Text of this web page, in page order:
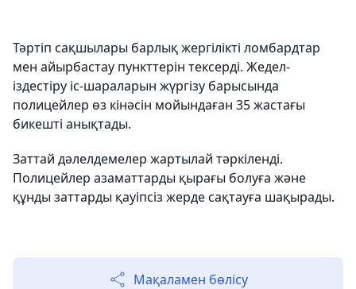
Тәртіп сақшылары барлық жергілікті ломбардтар
мен айырбастау пункттерін тексерді. Жедел-
іздестіру іс-шараларын жүргізу барысында
полицейлер өз кінәсін мойындаған 35 жастағы
бикешті анықтады.
Заттай дәлелдемелер жартылай тәркіленді.
Полицейлер азаматтарды қырағы болуға және
құнды заттарды қауіпсіз жерде сақтауға шақырады.
Мақаламен бөлісу